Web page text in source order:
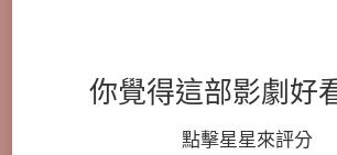
你覺得這部影劇好
點擊星星來評分